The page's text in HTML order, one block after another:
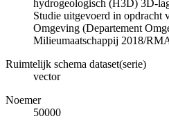
hydrogeologisch (H3D) 3D-
Studie uitgevoerd in opdracht
Omgeving (Departement
Milieumaatschappij 2018/
Ruimtelijk schema dataset(serie)
vector
Noemer
50000